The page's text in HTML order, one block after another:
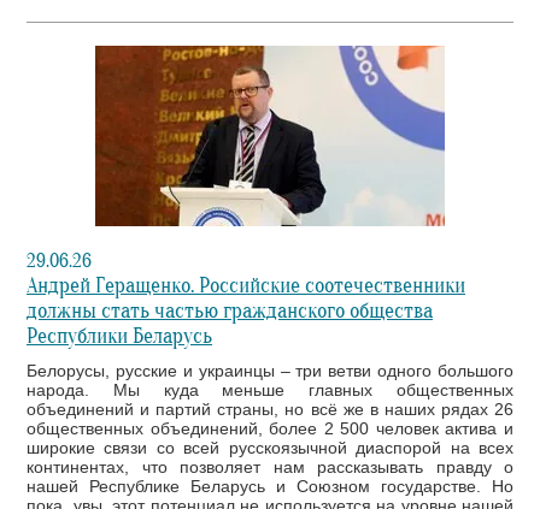
29.06.26
Андрей Геращенко. Российские соотечественники
должны стать частью гражданского общества
Республики Беларусь
Белорусы, русские и украинцы – три ветви одного большого
народа. Мы куда меньше главных общественных
объединений и партий страны, но всё же в наших рядах 26
общественных объединений, более 2 500 человек актива и
широкие связи со всей русскоязычной диаспорой на всех
континентах, что позволяет нам рассказывать правду о
нашей Республике Беларусь и Союзном государстве. Но